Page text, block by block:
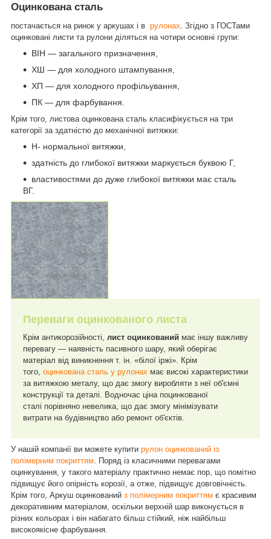
Оцинкована сталь
постачається на ринок у аркушах і в рулонах. Згідно з ГОСТами
оцинковані листи та рулони діляться на чотири основні групи:
ВІН — загального призначення,
ХШ — для холодного штампування,
ХП — для холодного профільування,
ПК — для фарбування.
Крім того, листова оцинкована сталь класифікується на три
категорії за здатністю до механічної витяжки:
Н- нормальної витяжки,
здатність до глибокої витяжки маркується буквою Г,
властивостями до дуже глибокої витяжки має сталь
ВГ.
Переваги оцинкованого листа
Крім антикорозійності, лист оцинкований має іншу важливу
перевагу — наявність пасивного шару, який оберігає
матеріал від виникнення т. ін. «білої іржі». Крім
того, оцинкована сталь у рулонах має високі характеристики
за витяжкою металу, що дає змогу виробляти з неї об'ємні
конструкції та деталі. Водночас ціна поцинкованої
сталі порівняно невелика, що дає змогу мінімізувати
витрати на будівництво або ремонт об'єктів.
У нашій компанії ви можете купити рулон оцинкований із
полімерним покриттям. Поряд із класичними перевагами
оцинкування, у такого матеріалу практично немає пор, що помітно
підвищує його опірність корозії, а отже, підвищує довговічність.
Крім того, Аркуш оцинкований з полімерним покриттям є красивим
декоративним матеріалом, оскільки верхній шар виконується в
різних кольорах і він набагато більш стійкий, ніж найбільш
високоякісне фарбування.